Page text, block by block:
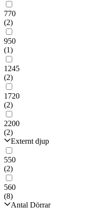
770
(2)
950
(1)
1245
(2)
1720
(2)
2200
(2)
Externt djup
550
(2)
560
(8)
Antal Dörrar